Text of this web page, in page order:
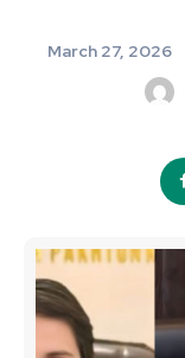
March 27, 2026